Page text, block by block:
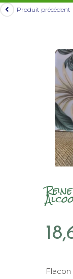
Produit précédent